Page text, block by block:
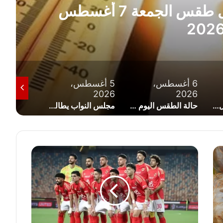
الأرصاد تكشف تفاصيل طقس الجمعة 7 أغسطس
ملك البحرين يتجول في أحد فنادق العلمين ويثير تفاعلاً واسعًا (صورة)
6 أغسطس،
2026
حالة الطقس اليوم الخميس 6 أغسطس 2026 في مصر ودرجات الحرارة المتوقعة
5 أغسطس،
2026
مجلس النواب يطالب الحكومة بإعادة النظر في زيادة أسعار الكهرباء
5
2026
ت
ش
ك
ي
ل
ا
ل